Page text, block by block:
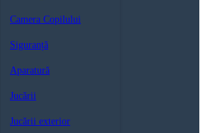
Camera Copilului
Siguranță
Aparatură
Jucării
Jucării exterior